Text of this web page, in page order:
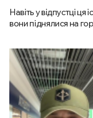
Навіть у відпустці
вони піднялися на